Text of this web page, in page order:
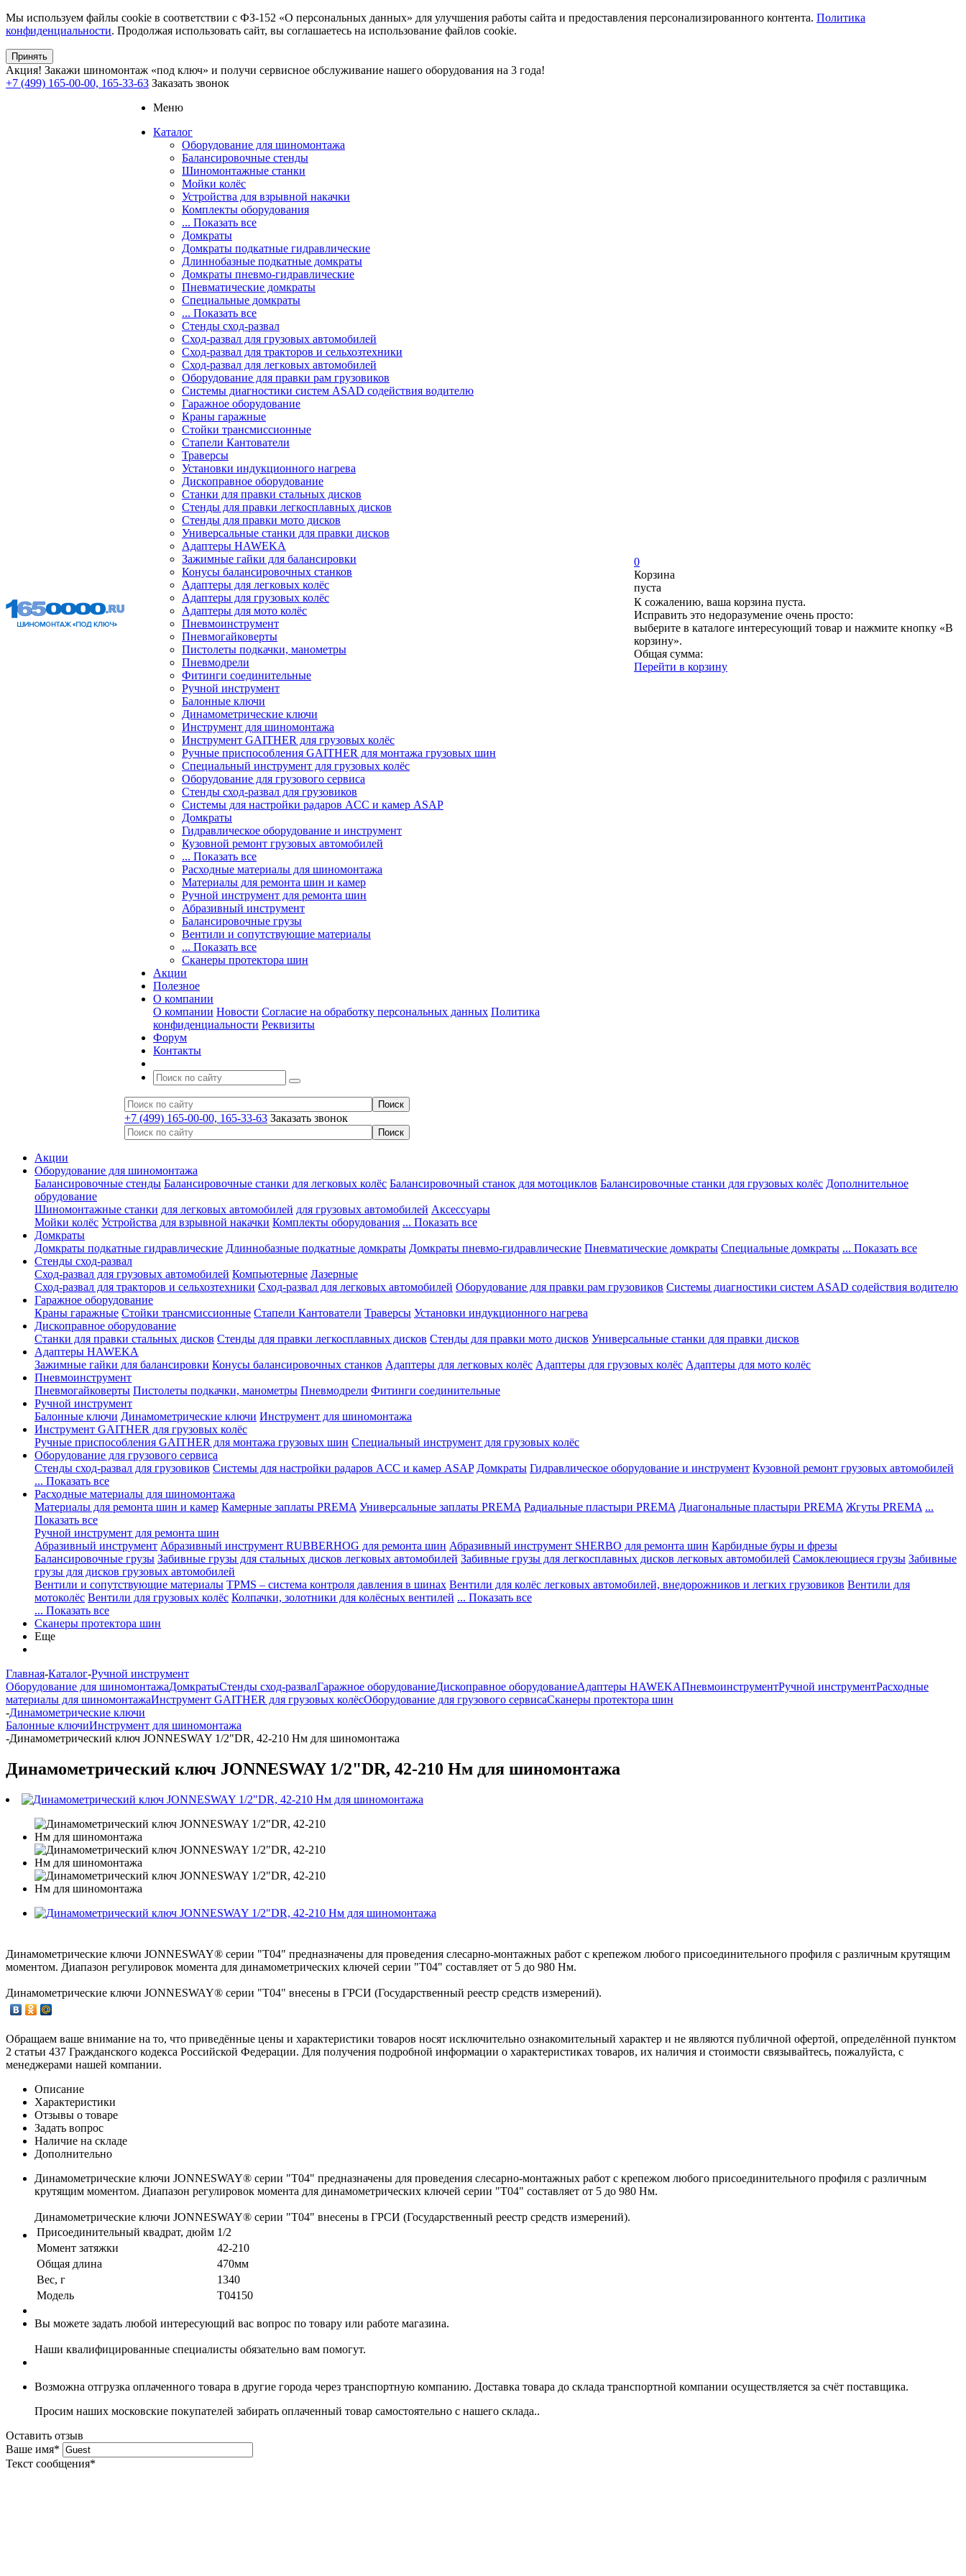
Мы используем файлы cookie в соответствии с ФЗ-152 «О персональных данных» для улучшения работы сайта и предоставления персонализированного контента. Политика
конфиденциальности. Продолжая использовать сайт, вы соглашаетесь на использование файлов cookie.
Принять
Акция! Закажи шиномонтаж «под ключ» и получи сервисное обслуживание нашего оборудования на 3 года!
+7 (499) 165-00-00, 165-33-63 Заказать звонок
Меню
Каталог
Оборудование для шиномонтажа
Балансировочные стенды
Шиномонтажные станки
Мойки колёс
Устройства для взрывной накачки
Комплекты оборудования
... Показать все
Домкраты
Домкраты подкатные гидравлические
Длиннобазные подкатные домкраты
Домкраты пневмо-гидравлические
Пневматические домкраты
Специальные домкраты
... Показать все
Стенды сход-развал
Сход-развал для грузовых автомобилей
Сход-развал для тракторов и сельхозтехники
Сход-развал для легковых автомобилей
Оборудование для правки рам грузовиков
Системы диагностики систем ASAD содействия водителю
Гаражное оборудование
Краны гаражные
Стойки трансмиссионные
Стапели Кантователи
Траверсы
Установки индукционного нагрева
Дископравное оборудование
Станки для правки стальных дисков
Стенды для правки легкосплавных дисков
Стенды для правки мото дисков
Универсальные станки для правки дисков
Адаптеры HAWEKA
Зажимные гайки для балансировки
Конусы балансировочных станков
Адаптеры для легковых колёс
Адаптеры для грузовых колёс
Адаптеры для мото колёс
Пневмоинструмент
Пневмогайковерты
Пистолеты подкачки, манометры
Пневмодрели
Фитинги соединительные
Ручной инструмент
Балонные ключи
Динамометрические ключи
Инструмент для шиномонтажа
Инструмент GAITHER для грузовых колёс
Ручные приспособления GAITHER для монтажа грузовых шин
Специальный инструмент для грузовых колёс
Оборудование для грузового сервиса
Стенды сход-развал для грузовиков
Системы для настройки радаров ACC и камер ASAP
Домкраты
Гидравлическое оборудование и инструмент
Кузовной ремонт грузовых автомобилей
... Показать все
Расходные материалы для шиномонтажа
Материалы для ремонта шин и камер
Ручной инструмент для ремонта шин
Абразивный инструмент
Балансировочные грузы
Вентили и сопутствующие материалы
... Показать все
Сканеры протектора шин
Акции
Полезное
О компании
О компании Новости Согласие на обработку персональных данных Политика
конфиденциальности Реквизиты
Форум
Контакты
+7 (499) 165-00-00, 165-33-63 Заказать звонок
0
Корзина
пуста
К сожалению, ваша корзина пуста.
Исправить это недоразумение очень просто:
выберите в каталоге интересующий товар и нажмите кнопку «В
корзину».
Общая сумма:
Перейти в корзину
Акции
Оборудование для шиномонтажа
Балансировочные стенды Балансировочные станки для легковых колёс Балансировочный станок для мотоциклов Балансировочные станки для грузовых колёс Дополнительное
обрудование
Шиномонтажные станки для легковых автомобилей для грузовых автомобилей Аксессуары
Мойки колёс Устройства для взрывной накачки Комплекты оборудования ... Показать все
Домкраты
Домкраты подкатные гидравлические Длиннобазные подкатные домкраты Домкраты пневмо-гидравлические Пневматические домкраты Специальные домкраты ... Показать все
Стенды сход-развал
Сход-развал для грузовых автомобилей Компьютерные Лазерные
Сход-развал для тракторов и сельхозтехники Сход-развал для легковых автомобилей Оборудование для правки рам грузовиков Системы диагностики систем ASAD содействия водителю
Гаражное оборудование
Краны гаражные Стойки трансмиссионные Стапели Кантователи Траверсы Установки индукционного нагрева
Дископравное оборудование
Станки для правки стальных дисков Стенды для правки легкосплавных дисков Стенды для правки мото дисков Универсальные станки для правки дисков
Адаптеры HAWEKA
Зажимные гайки для балансировки Конусы балансировочных станков Адаптеры для легковых колёс Адаптеры для грузовых колёс Адаптеры для мото колёс
Пневмоинструмент
Пневмогайковерты Пистолеты подкачки, манометры Пневмодрели Фитинги соединительные
Ручной инструмент
Балонные ключи Динамометрические ключи Инструмент для шиномонтажа
Инструмент GAITHER для грузовых колёс
Ручные приспособления GAITHER для монтажа грузовых шин Специальный инструмент для грузовых колёс
Оборудование для грузового сервиса
Стенды сход-развал для грузовиков Системы для настройки радаров ACC и камер ASAP Домкраты Гидравлическое оборудование и инструмент Кузовной ремонт грузовых автомобилей
... Показать все
Расходные материалы для шиномонтажа
Материалы для ремонта шин и камер Камерные заплаты PREMA Универсальные заплаты PREMA Радиальные пластыри PREMA Диагональные пластыри PREMA Жгуты PREMA ...
Показать все
Ручной инструмент для ремонта шин
Абразивный инструмент Абразивный инструмент RUBBERHOG для ремонта шин Абразивный инструмент SHERBO для ремонта шин Карбидные буры и фрезы
Балансировочные грузы Забивные грузы для стальных дисков легковых автомобилей Забивные грузы для легкосплавных дисков легковых автомобилей Самоклеющиеся грузы Забивные
грузы для дисков грузовых автомобилей
Вентили и сопутствующие материалы TPMS – система контроля давления в шинах Вентили для колёс легковых автомобилей, внедорожников и легких грузовиков Вентили для
мотоколёс Вентили для грузовых колёс Колпачки, золотники для колёсных вентилей ... Показать все
... Показать все
Сканеры протектора шин
Еще
Главная-Каталог-Ручной инструмент
Оборудование для шиномонтажаДомкратыСтенды сход-развалГаражное оборудованиеДископравное оборудованиеАдаптеры HAWEKAПневмоинструментРучной инструментРасходные
материалы для шиномонтажаИнструмент GAITHER для грузовых колёсОборудование для грузового сервисаСканеры протектора шин
-Динамометрические ключи
Балонные ключиИнструмент для шиномонтажа
-Динамометрический ключ JONNESWAY 1/2"DR, 42-210 Нм для шиномонтажа
Динамометрический ключ JONNESWAY 1/2"DR, 42-210 Нм для шиномонтажа
Динамометрические ключи JONNESWAY® серии "Т04" предназначены для проведения слесарно-монтажных работ с крепежом любого присоединительного профиля с различным крутящим
моментом. Диапазон регулировок момента для динамометрических ключей серии "Т04" составляет от 5 до 980 Нм.
Динамометрические ключи JONNESWAY® серии "Т04" внесены в ГРСИ (Государственный реестр средств измерений).
Обращаем ваше внимание на то, что приведённые цены и характеристики товаров носят исключительно ознакомительный характер и не являются публичной офертой, определённой пунктом
2 статьи 437 Гражданского кодекса Российской Федерации. Для получения подробной информации о характеристиках товаров, их наличия и стоимости связывайтесь, пожалуйста, с
менеджерами нашей компании.
Описание
Характеристики
Отзывы о товаре
Задать вопрос
Наличие на складе
Дополнительно
Динамометрические ключи JONNESWAY® серии "Т04" предназначены для проведения слесарно-монтажных работ с крепежом любого присоединительного профиля с различным
крутящим моментом. Диапазон регулировок момента для динамометрических ключей серии "Т04" составляет от 5 до 980 Нм.
Динамометрические ключи JONNESWAY® серии "Т04" внесены в ГРСИ (Государственный реестр средств измерений).
Присоединительный квадрат, дюйм 1/2
Момент затяжки
42-210
Общая длина
470мм
Вес, г
1340
Модель
T04150
Вы можете задать любой интересующий вас вопрос по товару или работе магазина.
Наши квалифицированные специалисты обязательно вам помогут.
Возможна отгрузка оплаченного товара в другие города через транспортную компанию. Доставка товара до склада транспортной компании осуществляется за счёт поставщика.
Просим наших московские покупателей забирать оплаченный товар самостоятельно с нашего склада..
Оставить отзыв
Ваше имя*
Текст сообщения*